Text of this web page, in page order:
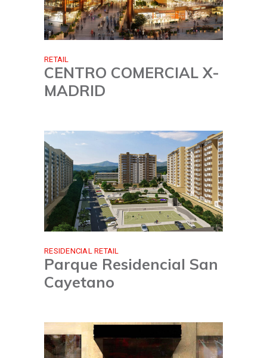
RETAIL
CENTRO COMERCIAL X-
MADRID
RESIDENCIALRETAIL
Parque Residencial San
Cayetano